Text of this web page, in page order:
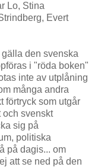
Lo, Stina
Evert
den svenska
i "röda boken"
inte av utplåning
många andra
förtryck som utgår
och svenskt
sig på
politiska
på dagis... om
att se ned på den